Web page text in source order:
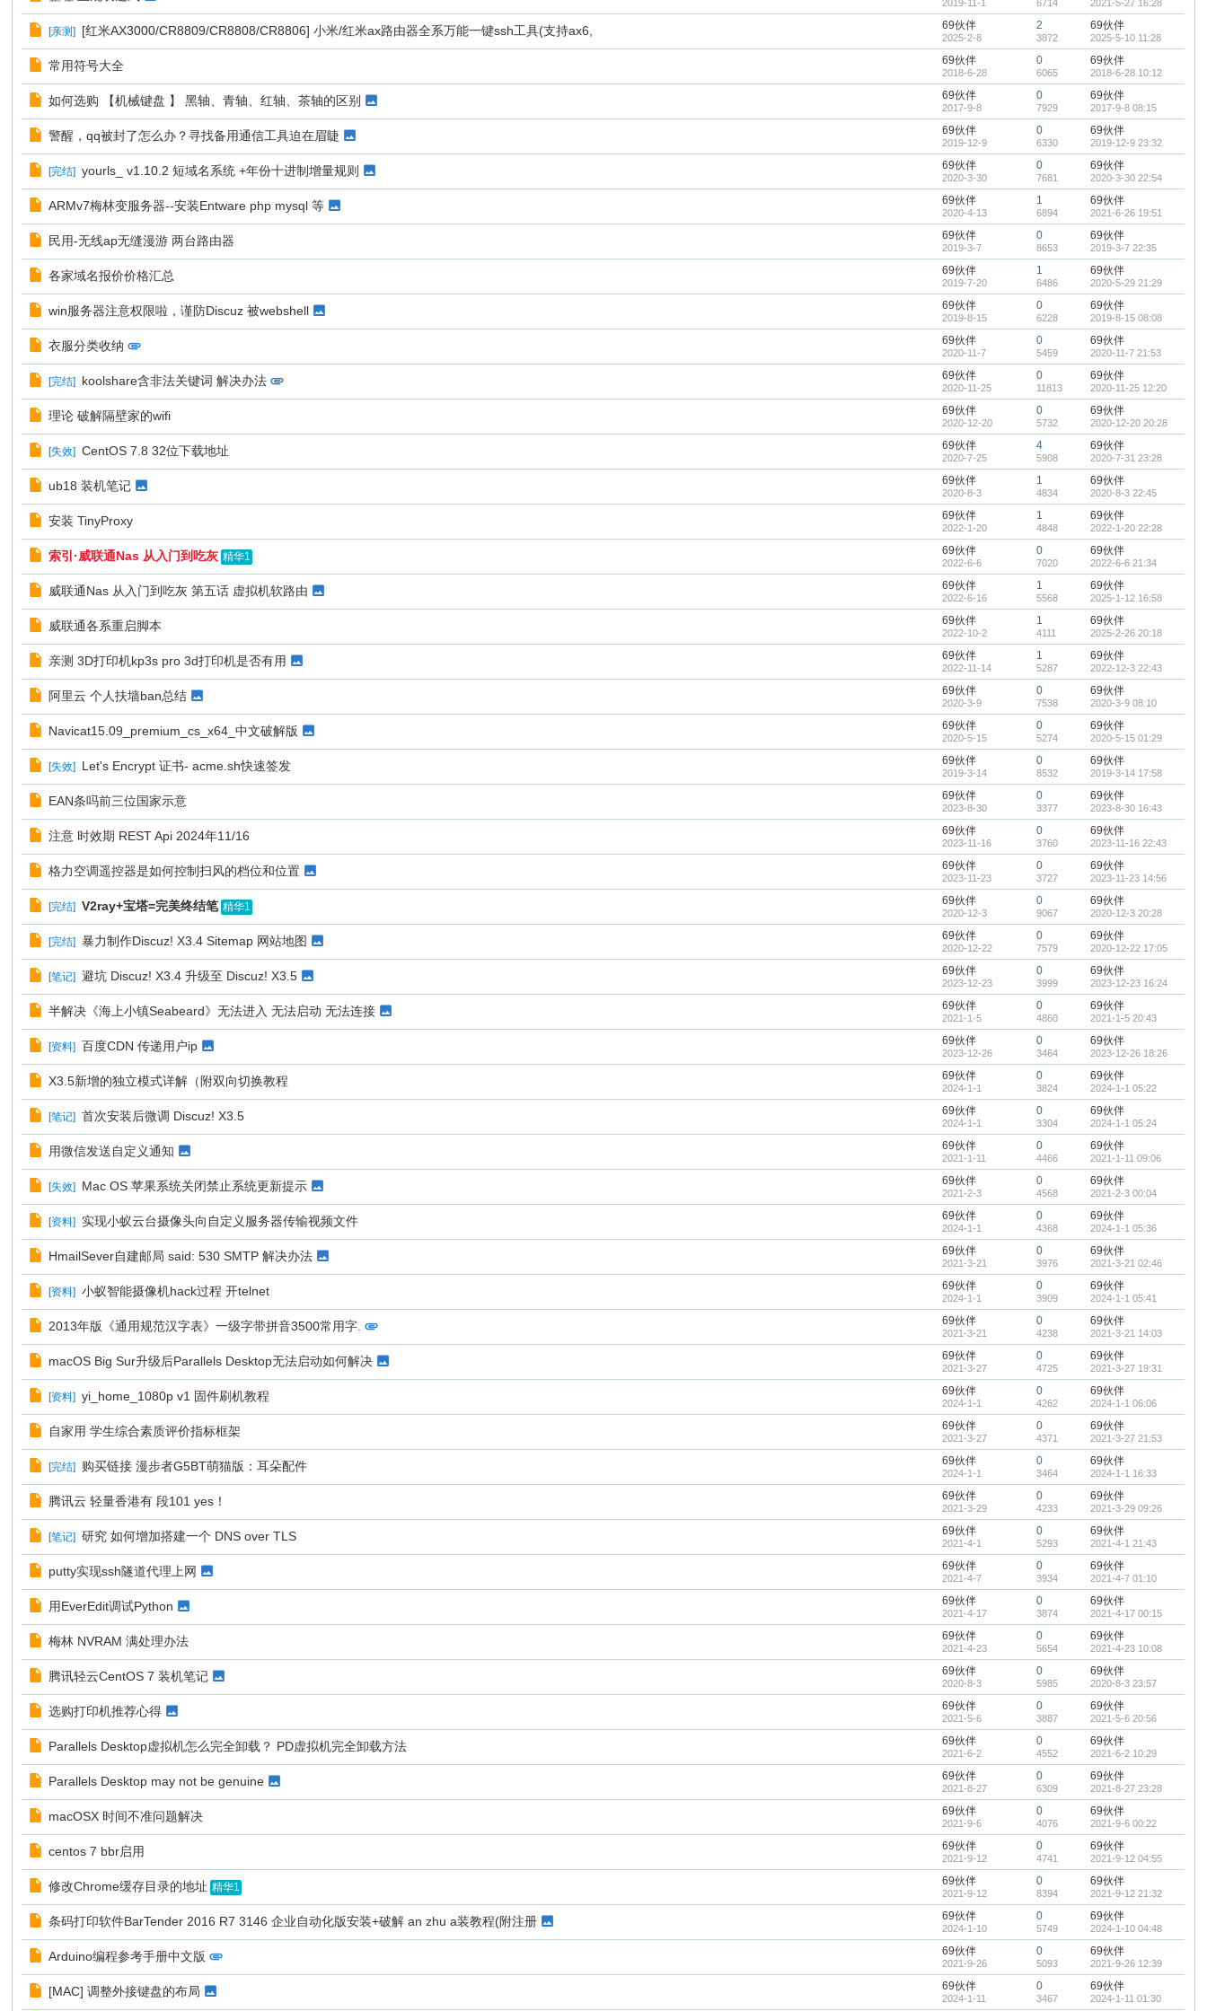
2019-11-1 6714 2021-5-27 16:28
[亲测] [红米AX3000/CR8809/CR8808/CR8806] 小米/红米ax路由器全系万能一键ssh工具(支持ax6, 69伙伴
2025-2-8
2
3872
69伙伴
2025-5-10 11:28
常用符号大全 69伙伴
2018-6-28
0
6065
69伙伴
2018-6-28 10:12
如何选购 【机械键盘 】 黑轴、青轴、红轴、茶轴的区别 69伙伴
2017-9-8
0
7929
69伙伴
2017-9-8 08:15
警醒，qq被封了怎么办？寻找备用通信工具迫在眉睫 69伙伴
2019-12-9
0
6330
69伙伴
2019-12-9 23:32
[完结] yourls_ v1.10.2 短域名系统 +年份十进制增量规则 69伙伴
2020-3-30
0
7681
69伙伴
2020-3-30 22:54
ARMv7梅林变服务器--安装Entware php mysql 等 69伙伴
2020-4-13
1
6894
69伙伴
2021-6-26 19:51
民用-无线ap无缝漫游 两台路由器 69伙伴
2019-3-7
0
8653
69伙伴
2019-3-7 22:35
各家域名报价价格汇总 69伙伴
2019-7-20
1
6486
69伙伴
2020-5-29 21:29
win服务器注意权限啦，谨防Discuz 被webshell 69伙伴
2019-8-15
0
6228
69伙伴
2019-8-15 08:08
衣服分类收纳 69伙伴
2020-11-7
0
5459
69伙伴
2020-11-7 21:53
[完结] koolshare含非法关键词 解决办法 69伙伴
2020-11-25
0
11813
69伙伴
2020-11-25 12:20
理论 破解隔壁家的wifi 69伙伴
2020-12-20
0
5732
69伙伴
2020-12-20 20:28
[失效] CentOS 7.8 32位下载地址 69伙伴
2020-7-25
4
5908
69伙伴
2020-7-31 23:28
ub18 装机笔记 69伙伴
2020-8-3
1
4834
69伙伴
2020-8-3 22:45
安装 TinyProxy 69伙伴
2022-1-20
1
4848
69伙伴
2022-1-20 22:28
索引·威联通Nas 从入门到吃灰 精华1
69伙伴
2022-6-6
0
7020
69伙伴
2022-6-6 21:34
威联通Nas 从入门到吃灰 第五话 虚拟机软路由 69伙伴
2022-6-16
1
5568
69伙伴
2025-1-12 16:58
威联通各系重启脚本 69伙伴
2022-10-2
1
4111
69伙伴
2025-2-26 20:18
亲测 3D打印机kp3s pro 3d打印机是否有用 69伙伴
2022-11-14
1
5287
69伙伴
2022-12-3 22:43
阿里云 个人扶墙ban总结 69伙伴
2020-3-9
0
7538
69伙伴
2020-3-9 08:10
Navicat15.09_premium_cs_x64_中文破解版 69伙伴
2020-5-15
0
5274
69伙伴
2020-5-15 01:29
[失效] Let's Encrypt 证书- acme.sh快速签发 69伙伴
2019-3-14
0
8532
69伙伴
2019-3-14 17:58
EAN条吗前三位国家示意 69伙伴
2023-8-30
0
3377
69伙伴
2023-8-30 16:43
注意 时效期 REST Api 2024年11/16 69伙伴
2023-11-16
0
3760
69伙伴
2023-11-16 22:43
格力空调遥控器是如何控制扫风的档位和位置 69伙伴
2023-11-23
0
3727
69伙伴
2023-11-23 14:56
[完结] V2ray+宝塔=完美终结笔 精华1
69伙伴
2020-12-3
0
9067
69伙伴
2020-12-3 20:28
[完结] 暴力制作Discuz! X3.4 Sitemap 网站地图 69伙伴
2020-12-22
0
7579
69伙伴
2020-12-22 17:05
[笔记] 避坑 Discuz! X3.4 升级至 Discuz! X3.5 69伙伴
2023-12-23
0
3999
69伙伴
2023-12-23 16:24
半解决《海上小镇Seabeard》无法进入 无法启动 无法连接 69伙伴
2021-1-5
0
4860
69伙伴
2021-1-5 20:43
[资料] 百度CDN 传递用户ip 69伙伴
2023-12-26
0
3464
69伙伴
2023-12-26 18:26
X3.5新增的独立模式详解（附双向切换教程 69伙伴
2024-1-1
0
3824
69伙伴
2024-1-1 05:22
[笔记] 首次安装后微调 Discuz! X3.5 69伙伴
2024-1-1
0
3304
69伙伴
2024-1-1 05:24
用微信发送自定义通知 69伙伴
2021-1-11
0
4466
69伙伴
2021-1-11 09:06
[失效] Mac OS 苹果系统关闭禁止系统更新提示 69伙伴
2021-2-3
0
4568
69伙伴
2021-2-3 00:04
[资料] 实现小蚁云台摄像头向自定义服务器传输视频文件 69伙伴
2024-1-1
0
4368
69伙伴
2024-1-1 05:36
HmailSever自建邮局 said: 530 SMTP 解决办法 69伙伴
2021-3-21
0
3976
69伙伴
2021-3-21 02:46
[资料] 小蚁智能摄像机hack过程 开telnet 69伙伴
2024-1-1
0
3909
69伙伴
2024-1-1 05:41
2013年版《通用规范汉字表》一级字带拼音3500常用字. 69伙伴
2021-3-21
0
4238
69伙伴
2021-3-21 14:03
macOS Big Sur升级后Parallels Desktop无法启动如何解决 69伙伴
2021-3-27
0
4725
69伙伴
2021-3-27 19:31
[资料] yi_home_1080p v1 固件刷机教程 69伙伴
2024-1-1
0
4262
69伙伴
2024-1-1 06:06
自家用 学生综合素质评价指标框架 69伙伴
2021-3-27
0
4371
69伙伴
2021-3-27 21:53
[完结] 购买链接 漫步者G5BT萌猫版：耳朵配件 69伙伴
2024-1-1
0
3464
69伙伴
2024-1-1 16:33
腾讯云 轻量香港有 段101 yes！ 69伙伴
2021-3-29
0
4233
69伙伴
2021-3-29 09:26
[笔记] 研究 如何增加搭建一个 DNS over TLS 69伙伴
2021-4-1
0
5293
69伙伴
2021-4-1 21:43
putty实现ssh隧道代理上网 69伙伴
2021-4-7
0
3934
69伙伴
2021-4-7 01:10
用EverEdit调试Python 69伙伴
2021-4-17
0
3874
69伙伴
2021-4-17 00:15
梅林 NVRAM 满处理办法 69伙伴
2021-4-23
0
5654
69伙伴
2021-4-23 10:08
腾讯轻云CentOS 7 装机笔记 69伙伴
2020-8-3
0
5985
69伙伴
2020-8-3 23:57
选购打印机推荐心得 69伙伴
2021-5-6
0
3887
69伙伴
2021-5-6 20:56
Parallels Desktop虚拟机怎么完全卸载？ PD虚拟机完全卸载方法 69伙伴
2021-6-2
0
4552
69伙伴
2021-6-2 10:29
Parallels Desktop may not be genuine 69伙伴
2021-8-27
0
6309
69伙伴
2021-8-27 23:28
macOSX 时间不准问题解决 69伙伴
2021-9-6
0
4076
69伙伴
2021-9-6 00:22
centos 7 bbr启用 69伙伴
2021-9-12
0
4741
69伙伴
2021-9-12 04:55
修改Chrome缓存目录的地址 精华1
69伙伴
2021-9-12
0
8394
69伙伴
2021-9-12 21:32
条码打印软件BarTender 2016 R7 3146 企业自动化版安装+破解 an zhu a装教程(附注册 69伙伴
2024-1-10
0
5749
69伙伴
2024-1-10 04:48
Arduino编程参考手册中文版 69伙伴
2021-9-26
0
5093
69伙伴
2021-9-26 12:39
[MAC] 调整外接键盘的布局 69伙伴
2024-1-11
0
3467
69伙伴
2024-1-11 01:30